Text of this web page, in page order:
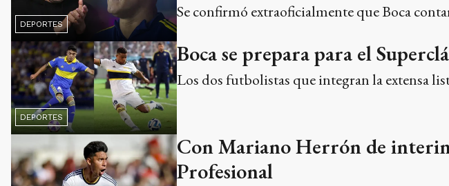
DEPORTES
Se confirmó extraoficialmente que Boca
DEPORTES
Boca se prepara para el
Los dos futbolistas que integran la extensa
Con Mariano Herrón de
Profesional